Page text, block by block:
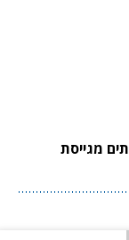
מגייסת